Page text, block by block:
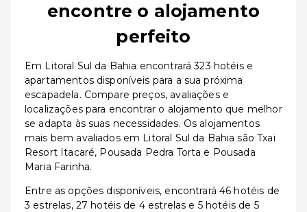
encontre o alojamento
perfeito
Em Litoral Sul da Bahia encontrará 323 hotéis e
apartamentos disponíveis para a sua próxima
escapadela. Compare preços, avaliações e
localizações para encontrar o alojamento que melhor
se adapta às suas necessidades. Os alojamentos
mais bem avaliados em Litoral Sul da Bahia são Txai
Resort Itacaré, Pousada Pedra Torta e Pousada
Maria Farinha.
Entre as opções disponíveis, encontrará 46 hotéis de
3 estrelas, 27 hotéis de 4 estrelas e 5 hotéis de 5